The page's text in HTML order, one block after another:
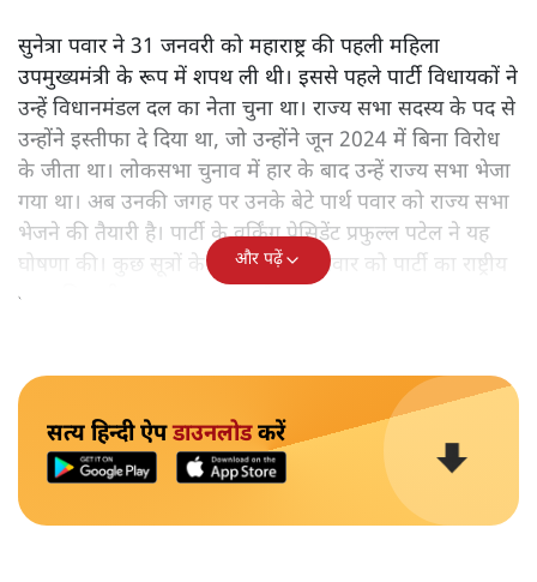
सुनेत्रा पवार ने 31 जनवरी को महाराष्ट्र की पहली महिला
उपमुख्यमंत्री के रूप में शपथ ली थी। इससे पहले पार्टी विधायकों ने
उन्हें विधानमंडल दल का नेता चुना था। राज्य सभा सदस्य के पद से
उन्होंने इस्तीफा दे दिया था, जो उन्होंने जून 2024 में बिना विरोध
के जीता था। लोकसभा चुनाव में हार के बाद उन्हें राज्य सभा भेजा
गया था। अब उनकी जगह पर उनके बेटे पार्थ पवार को राज्य सभा
भेजने की तैयारी है। पार्टी के वर्किंग प्रेसिडेंट प्रफुल्ल पटेल ने यह
घोषणा की। कुछ सूत्रों के मुताबिक पार्थ पवार को पार्टी का राष्ट्रीय
महासचिव भी बनाया जा सकता है।
और पढ़ें
सत्य हिन्दी ऐपडाउनलोडकरें